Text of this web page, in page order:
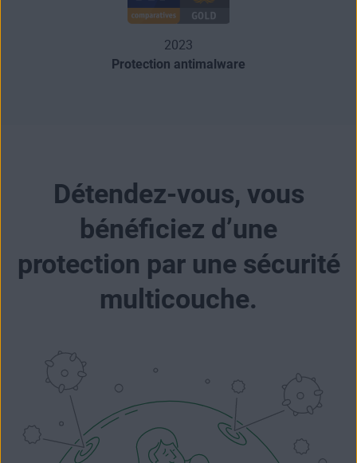
2023
Protection antimalware
Détendez-vous, vous
bénéficiez d’une
protection par une sécurité
multicouche.